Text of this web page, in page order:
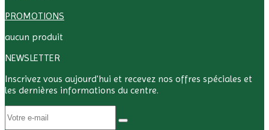
PROMOTIONS
aucun produit
NEWSLETTER
Inscrivez vous aujourd'hui et recevez nos offres spéciales et
les dernières informations du centre.